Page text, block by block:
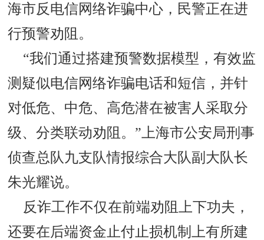
海市反电信网络诈骗中心，民警正在进
行预警劝阻。
“我们通过搭建预警数据模型，有效监
测疑似电信网络诈骗电话和短信，并针
对低危、中危、高危潜在被害人采取分
级、分类联动劝阻。”上海市公安局刑事
侦查总队九支队情报综合大队副大队长
朱光耀说。
反诈工作不仅在前端劝阻上下功夫，
还要在后端资金止付止损机制上有所建